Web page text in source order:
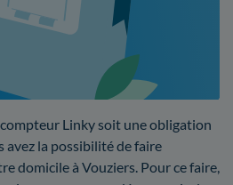
Linky soit une obligation
la possibilité de faire
domicile à Vouziers. Pour ce faire,